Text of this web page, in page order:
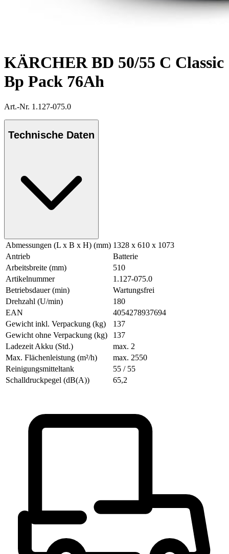
KÄRCHER BD 50/55 C Classic
Bp Pack 76Ah
Art.-Nr. 1.127-075.0
Technische Daten
Abmessungen (L x B x H) (mm) 1328 x 610 x 1073
Antrieb
Batterie
Arbeitsbreite (mm)
510
Artikelnummer
1.127-075.0
Betriebsdauer (min)
Wartungsfrei
Drehzahl (U/min)
180
EAN
4054278937694
Gewicht inkl. Verpackung (kg)
137
Gewicht ohne Verpackung (kg)
137
Ladezeit Akku (Std.)
max. 2
Max. Flächenleistung (m²/h)
max. 2550
Reinigungsmitteltank
55 / 55
Schalldruckpegel (dB(A))
65,2